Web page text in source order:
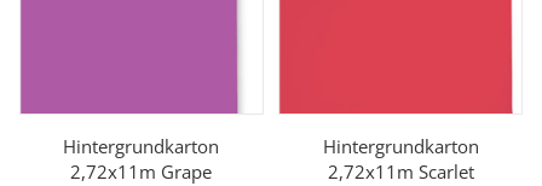
Hintergrundkarton
2,72x11m Grape
Hintergrundkarton
2,72x11m Scarlet